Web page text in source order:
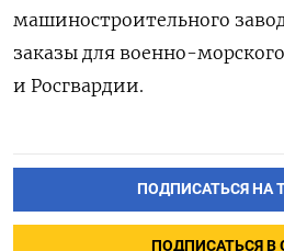
машиностроительного
заказы для военно-
и Росгвардии.
ПОДПИСАТЬСЯ НА
ПОДПИСАТЬСЯ В